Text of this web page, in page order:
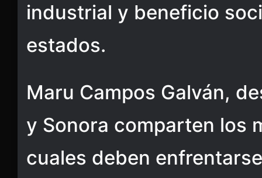
industrial y beneficio
estados.
Maru Campos Galván,
y Sonora comparten los
cuales deben